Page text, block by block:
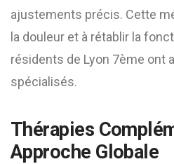
ajustements précis. Cette
la douleur et à rétablir la
résidents de Lyon 7ème ont
spécialisés.
Thérapies
Approche Globale